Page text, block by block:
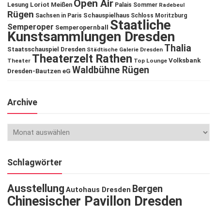
Lesung Loriot Meißen Open Air Palais Sommer Radebeul
Rügen Sachsen in Paris Schauspielhaus Schloss Moritzburg
Semperoper Semperopernball Staatliche
Kunstsammlungen Dresden
Staatsschauspiel Dresden Städtische Galerie Dresden Thalia
Theater Theaterzelt Rathen Top Lounge Volksbank
Dresden-Bautzen eG Waldbühne Rügen
Archive
Schlagwörter
Ausstellung Autohaus Dresden Bergen
Chinesischer Pavillon Dresden